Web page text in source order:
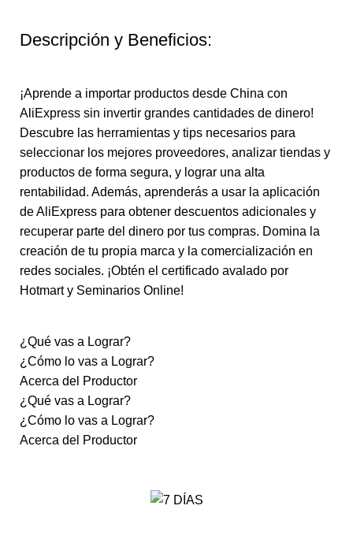
Descripción y Beneficios:
¡Aprende a importar productos desde China con
AliExpress sin invertir grandes cantidades de dinero!
Descubre las herramientas y tips necesarios para
seleccionar los mejores proveedores, analizar tiendas y
productos de forma segura, y lograr una alta
rentabilidad. Además, aprenderás a usar la aplicación
de AliExpress para obtener descuentos adicionales y
recuperar parte del dinero por tus compras. Domina la
creación de tu propia marca y la comercialización en
redes sociales. ¡Obtén el certificado avalado por
Hotmart y Seminarios Online!
¿Qué vas a Lograr?
¿Cómo lo vas a Lograr?
Acerca del Productor
¿Qué vas a Lograr?
¿Cómo lo vas a Lograr?
Acerca del Productor